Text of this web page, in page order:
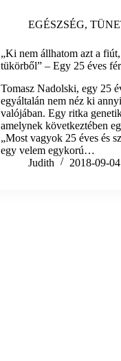
EGÉSZSÉG,
„Ki nem állhatom azt a
tükörből” – Egy 25 éves
Tomasz Nadolski, egy 25
egyáltalán nem néz ki
valójában. Egy ritka
amelynek következtében
„Most vagyok 25 éves és
egy velem egykorú…
Judith
2018-09-04